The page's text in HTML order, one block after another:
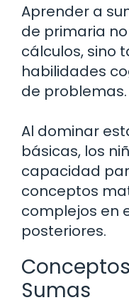
Aprender a
de primaria
cálculos, sino
habilidades
de problemas.
Al dominar
básicas, los
capacidad
conceptos
complejos en
posteriores.
Sumas